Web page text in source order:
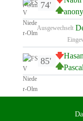
74'
Ausgewechselt
85'